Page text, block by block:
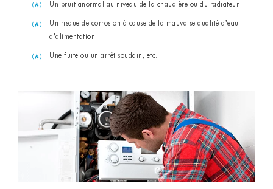
Un bruit anormal au niveau de la chaudière ou du radiateur
Un risque de corrosion à cause de la mauvaise qualité d’eau
d’alimentation
Une fuite ou un arrêt soudain, etc.